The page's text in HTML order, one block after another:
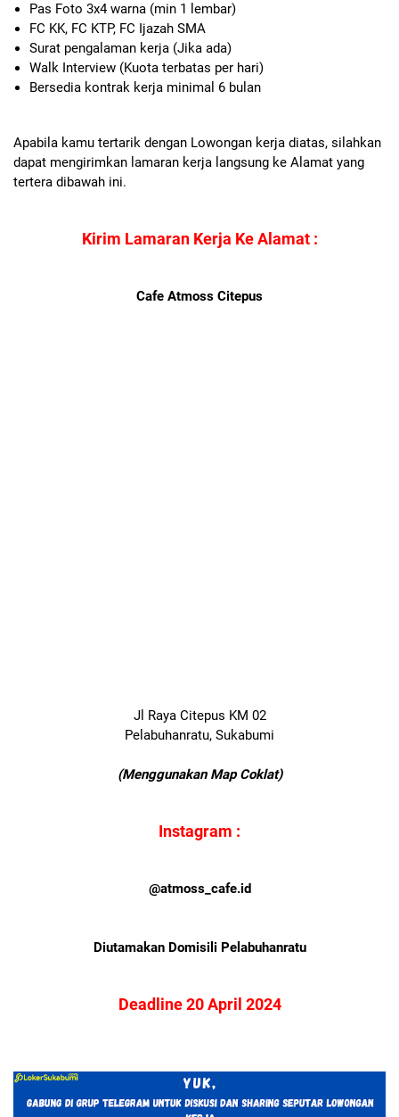
Pas Foto 3x4 warna (min 1 lembar)
FC KK, FC KTP, FC Ijazah SMA
Surat pengalaman kerja (Jika ada)
Walk Interview (Kuota terbatas per hari)
Bersedia kontrak kerja minimal 6 bulan
Apabila kamu tertarik dengan Lowongan kerja diatas, silahkan
dapat mengirimkan lamaran kerja langsung ke Alamat yang
tertera dibawah ini.
Kirim Lamaran Kerja Ke Alamat :
Cafe Atmoss Citepus
Jl Raya Citepus KM 02
Pelabuhanratu, Sukabumi
(Menggunakan Map Coklat)
Instagram :
@atmoss_cafe.id
Diutamakan Domisili Pelabuhanratu
Deadline 20 April 2024